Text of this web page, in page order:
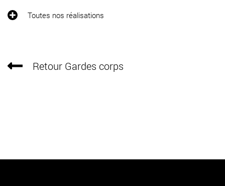
Toutes nos réalisations
Retour Gardes corps